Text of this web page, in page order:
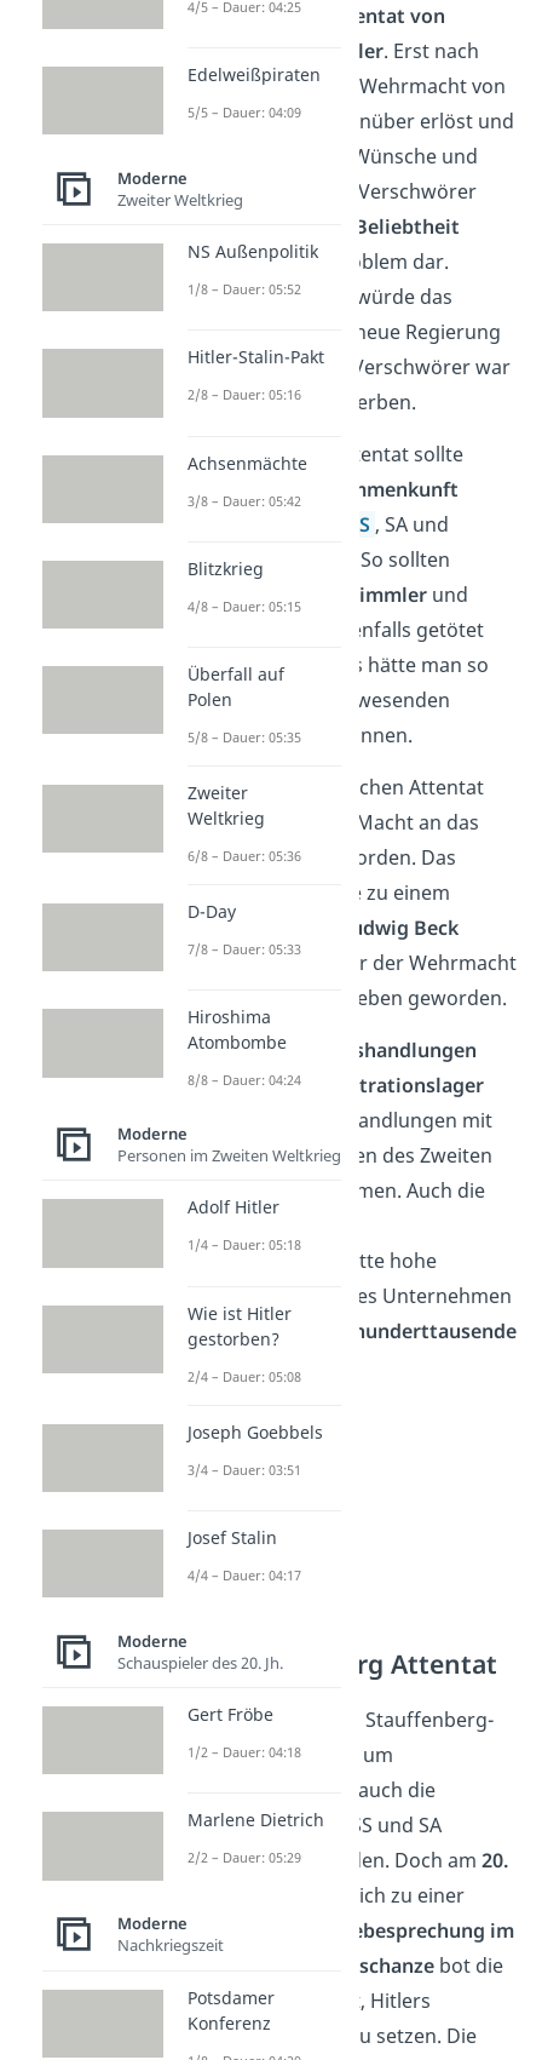
Walküre war das
Attentat von
Stauffenberg auf Hitler. Erst nach
seinem Tod wäre die Wehrmacht von
ihrem Eid Hitler gegenüber erlöst und
könnte gegen seine Wünsche und
nach dem Willen der Verschwörer
Beliebtheit
stellte ein großes Problem dar.
Solange Hitler lebte, würde das
deutsche Volk keine neue Regierung
akzeptieren. Für die Verschwörer war
klar: Hitler musste sterben.
Das Stauffenberg-Attentat sollte
während einer
Zusammenkunft
SS , SA und
Gestapostattfinden. So sollten
einerseits
Heinrich Himmlerund
ebenfalls getötet
werden. Andererseits hätte man so
die Schuld auf die anwesenden
Offiziere schieben können.
Nach einem erfolgreichen Attentat
wäre die regierende Macht an das
Militär übertragen worden. Das
Deutsche Reich sollte zu einem
Militärstaat unter Ludwig Beck
werden. Befehlshaber der Wehrmacht
wäre Erwin von Witzleben geworden.
Ziel war es, die
Kriegshandlungen
einzustellen,Konzentrationslager
und Verhandlungen mit
den Teilnehmerstaaten des Zweiten
Weltkriegs aufzunehmen. Auch die
Kriegsgefangener hatte hohe
Priorität. Ein Erfolg des Unternehmen
Walküre würde also
hunderttausende
Leben retten .
Das Stauffenberg Attentat
Mehrmals wurde das Stauffenberg-
Attentat verschoben, um
sicherzugehen, dass auch die
Führungskräfte der SS und SA
getötet werden würden. Doch am 20.
kam es endlich zu einer
Möglichkeit. Die
Lagebesprechung im
Hauptquartier Wolfsschanzebot die
perfekte Gelegenheit, Hitlers
Regierung ein Ende zu setzen. Die
4/5 – Dauer: 04:25
Edelweißpiraten
5/5 – Dauer: 04:09
Moderne
Zweiter Weltkrieg
NS Außenpolitik
1/8 – Dauer: 05:52
Hitler-Stalin-Pakt
2/8 – Dauer: 05:16
Achsenmächte
3/8 – Dauer: 05:42
Blitzkrieg
4/8 – Dauer: 05:15
Überfall auf
Polen
5/8 – Dauer: 05:35
Zweiter
Weltkrieg
6/8 – Dauer: 05:36
D-Day
7/8 – Dauer: 05:33
Hiroshima
Atombombe
8/8 – Dauer: 04:24
Moderne
Personen im Zweiten Weltkrieg
Adolf Hitler
1/4 – Dauer: 05:18
Wie ist Hitler
gestorben?
2/4 – Dauer: 05:08
Joseph Goebbels
3/4 – Dauer: 03:51
Josef Stalin
4/4 – Dauer: 04:17
Moderne
Schauspieler des 20. Jh.
Gert Fröbe
1/2 – Dauer: 04:18
Marlene Dietrich
2/2 – Dauer: 05:29
Moderne
Nachkriegszeit
Potsdamer
Konferenz